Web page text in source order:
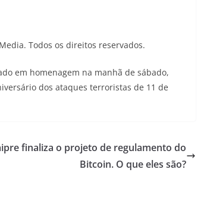
Todos os direitos reservados.
em homenagem na manhã de sábado,
dos ataques terroristas de 11 de
finaliza o projeto de regulamento do
Bitcoin. O que eles são?